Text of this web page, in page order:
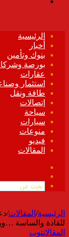
الرئيسية
أخبار
بنوك وتأمين
بورصة
عقارات
استثمار
طاقة ونقل
إتصالات
سياحة
سيارات
منوعات
فيديو
المقالات
الموقع
الرئيسية/ المقالات/
للقادة والساسة
المقالاتتوب